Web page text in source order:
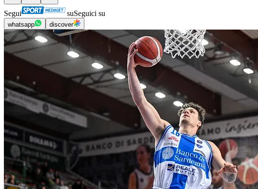
Segui suSeguici su
whatsapp discover